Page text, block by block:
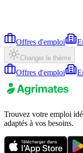
Offres d'emploi
Changer le thème
Offres d'emploi
Trouvez votre emploi
adaptés à vos besoins.